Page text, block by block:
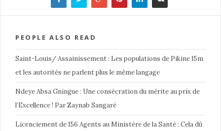
PEOPLE ALSO READ
Saint-Louis/ Assainissement : Les populations de Pikine 15m
et les autorités ne parlent plus le même langage
Ndeye Absa Gningue : Une consécration du mérite au prix de
l’Excellence ! Par Zaynab Sangarè
Licenciement de 156 Agents au Ministère de la Santé : Cela dû